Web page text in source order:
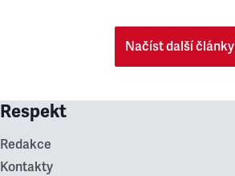
Načíst další články
Respekt
Redakce
Kontakty